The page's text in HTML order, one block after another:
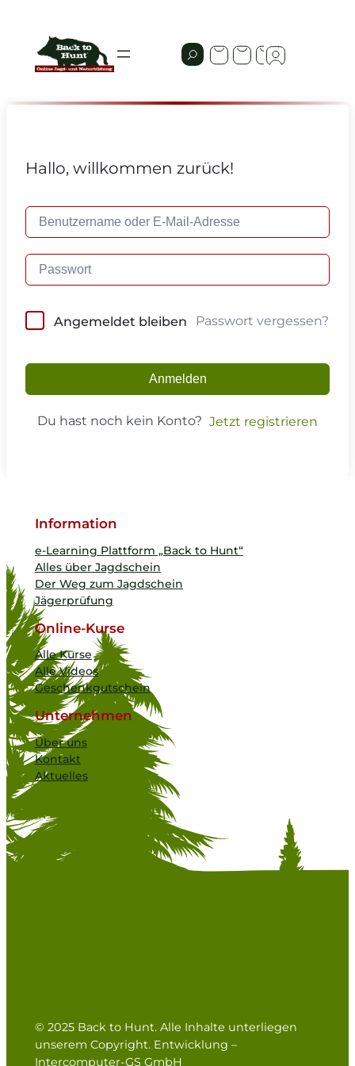
Hallo, willkommen zurück!
Angemeldet bleiben Passwort vergessen?
Anmelden
Du hast noch kein Konto? Jetzt registrieren
Information
e-Learning Plattform „Back to Hunt“
Alles über Jagdschein
Der Weg zum Jagdschein
Jägerprüfung
Online-Kurse
Alle Kurse
Alle Videos
Geschenkgutschein
Unternehmen
Über uns
Kontakt
Aktuelles
© 2025 Back to Hunt. Alle Inhalte unterliegen
unserem Copyright. Entwicklung –
Intercomputer-GS GmbH